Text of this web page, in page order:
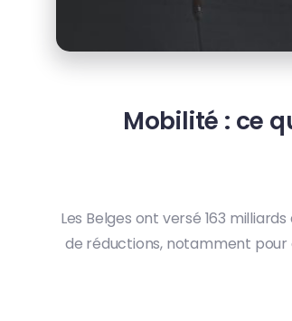
Mobilité : ce
Les Belges ont versé 163
de réductions, notamment pour